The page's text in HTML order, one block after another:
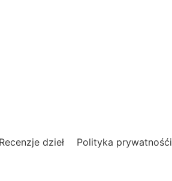
dzieł Polityka prywatnośći